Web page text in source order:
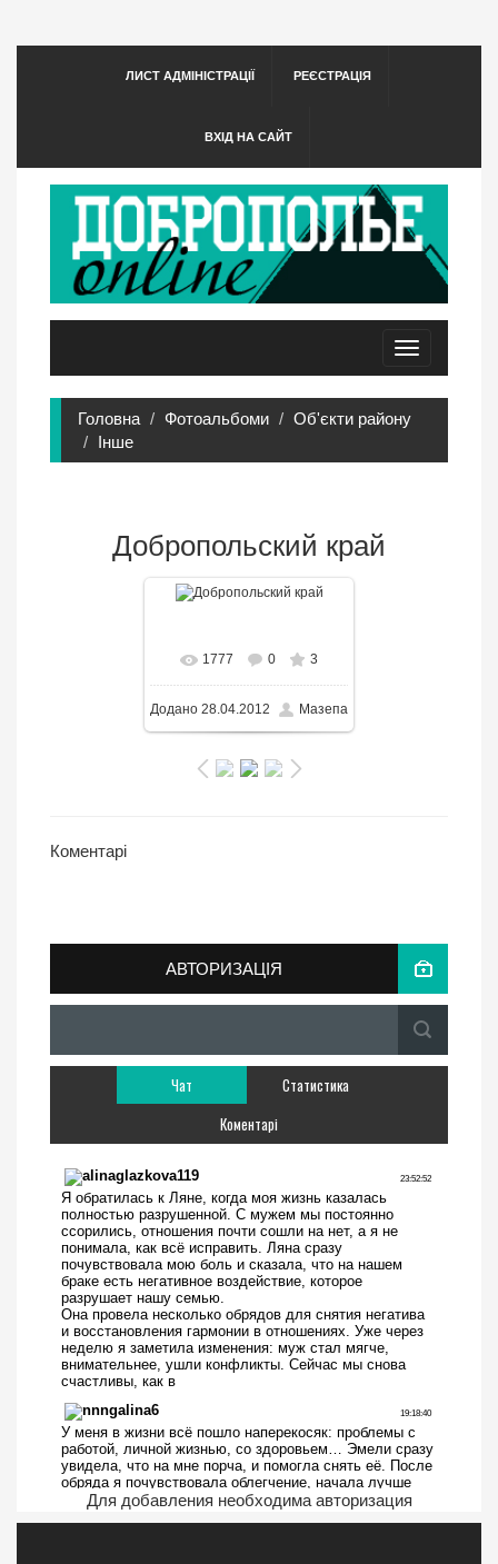
ЛИСТ АДМІНІСТРАЦІЇ РЕЄСТРАЦІЯ
ВХІД НА САЙТ
Toggle
navigation
Головна Фотоальбоми
Об'єкти району
Інше
Добропольский край
1594x620/ 231.5KB
1777 0 3
Додано 28.04.2012 Мазепа
Коментарі
АВТОРИЗАЦІЯ
Чат
Статистика
Коментарі
Для добавления необходима авторизация